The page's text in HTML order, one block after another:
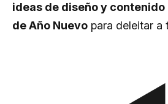
ideas de diseño y
de Año Nuevo para deleitar a